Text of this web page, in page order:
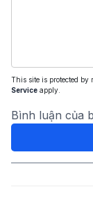
This site is protected by
Service apply.
Bình luận của